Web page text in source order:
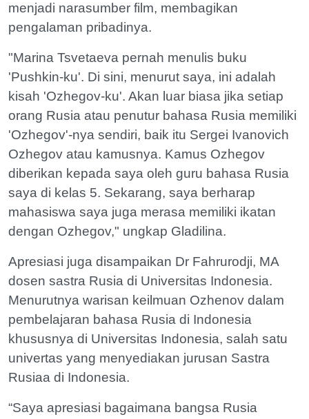
menjadi narasumber film, membagikan
pengalaman pribadinya.
"Marina Tsvetaeva pernah menulis buku
'Pushkin-ku'. Di sini, menurut saya, ini adalah
kisah 'Ozhegov-ku'. Akan luar biasa jika setiap
orang Rusia atau penutur bahasa Rusia memiliki
'Ozhegov'-nya sendiri, baik itu Sergei Ivanovich
Ozhegov atau kamusnya. Kamus Ozhegov
diberikan kepada saya oleh guru bahasa Rusia
saya di kelas 5. Sekarang, saya berharap
mahasiswa saya juga merasa memiliki ikatan
dengan Ozhegov," ungkap Gladilina.
Apresiasi juga disampaikan Dr Fahrurodji, MA
dosen sastra Rusia di Universitas Indonesia.
Menurutnya warisan keilmuan Ozhenov dalam
pembelajaran bahasa Rusia di Indonesia
khususnya di Universitas Indonesia, salah satu
univertas yang menyediakan jurusan Sastra
Rusiaa di Indonesia.
“Saya apresiasi bagaimana bangsa Rusia